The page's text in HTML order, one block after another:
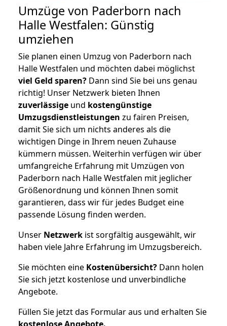
Umzüge von Paderborn nach
Halle Westfalen: Günstig
umziehen
Sie planen einen Umzug von Paderborn nach
Halle Westfalen und möchten dabei möglichst
viel Geld sparen? Dann sind Sie bei uns genau
richtig! Unser Netzwerk bieten Ihnen
zuverlässige und kostengünstige
Umzugsdienstleistungen zu fairen Preisen,
damit Sie sich um nichts anderes als die
wichtigen Dinge in Ihrem neuen Zuhause
kümmern müssen. Weiterhin verfügen wir über
umfangreiche Erfahrung mit Umzügen von
Paderborn nach Halle Westfalen mit jeglicher
Größenordnung und können Ihnen somit
garantieren, dass wir für jedes Budget eine
passende Lösung finden werden.
Unser Netzwerk ist sorgfältig ausgewählt, wir
haben viele Jahre Erfahrung im Umzugsbereich.
Sie möchten eine Kostenübersicht? Dann holen
Sie sich jetzt kostenlose und unverbindliche
Angebote.
Füllen Sie jetzt das Formular aus und erhalten Sie